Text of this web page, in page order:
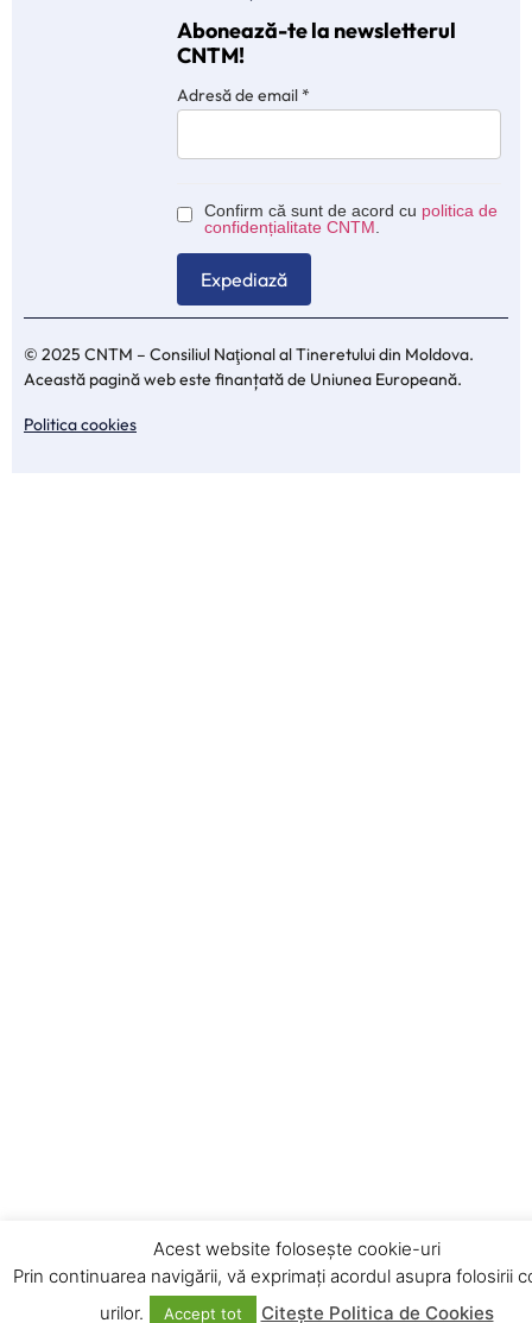
Abonează-te la newsletterul
CNTM!
Adresă de email*
Confirm că sunt de acord cu politica de
confidențialitate CNTM
© 2025 CNTM – Consiliul Naţional al Tineretului din Moldova.
Această pagină web este finanțată de Uniunea Europeană.
Politica cookies
Acest website folosește cookie-uri
Prin continuarea navigării, vă exprimați acordul asupra folosirii
urilor.
Accept tot Citește Politica de Cookies